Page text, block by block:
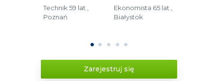
Technik 59 lat ,
Poznań
Ekonomista 65 lat ,
Białystok
1 2 3 4 5
Zarejestruj się